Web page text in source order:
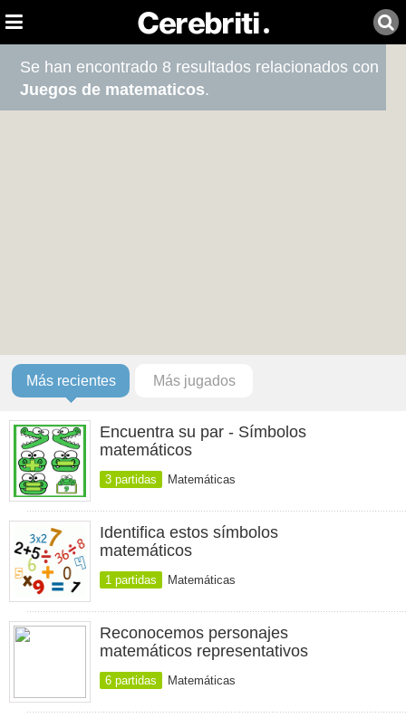
Se han encontrado 8 resultados relacionados con
Juegos de matematicos.
Más recientes Más jugados
Encuentra su par - Símbolos
matemáticos
3 partidas Matemáticas
Identifica estos símbolos
matemáticos
1 partidas Matemáticas
Reconocemos personajes
matemáticos representativos
6 partidas Matemáticas